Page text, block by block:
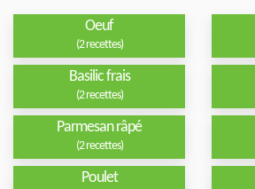
Oeuf
(2 recettes)
Basilic frais
(2 recettes)
Parmesan râpé
(2 recettes)
Poulet